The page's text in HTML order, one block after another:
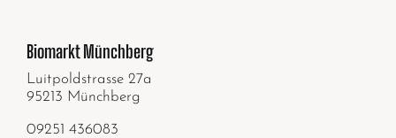
Biomarkt Münchberg
Luitpoldstrasse 27a
95213 Münchberg
09251 436083